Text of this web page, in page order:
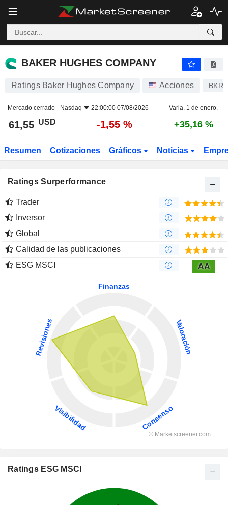
BAKER HUGHES COMPANY
BAKER HUGHES COMPANY
Ratings Baker Hughes Company Acciones BKR
Mercado cerrado - Nasdaq 22:00:00 07/08/2026 Varia. 1 de enero.
61,55 USD -1,55 % +35,16 %
Resumen Cotizaciones Gráficos Noticias
Ratings Surperformance
Trader
Inversor
Global
Calidad de las publicaciones
ESG MSCI
AA
Ratings ESG MSCI